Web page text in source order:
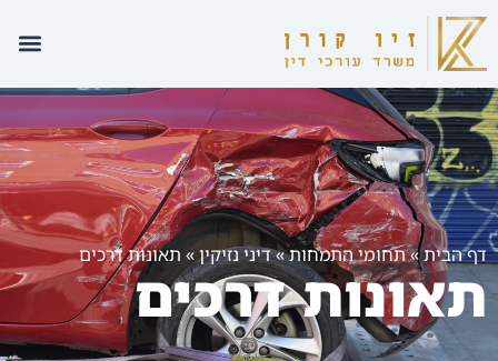
דף הבית»תחומי התמחות»דיני נזיקין» תאונות דרכים
תאונות דרכים